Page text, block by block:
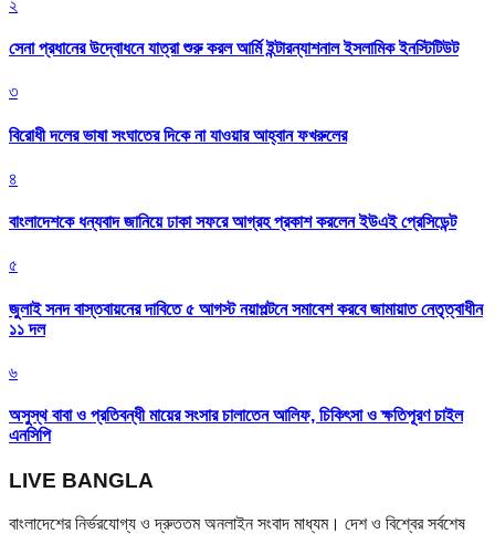
২
সেনা প্রধানের উদ্বোধনে যাত্রা শুরু করল আর্মি ইন্টারন্যাশনাল ইসলামিক ইনস্টিটিউট
৩
বিরোধী দলের ভাষা সংঘাতের দিকে না যাওয়ার আহ্বান ফখরুলের
৪
বাংলাদেশকে ধন্যবাদ জানিয়ে ঢাকা সফরে আগ্রহ প্রকাশ করলেন ইউএই প্রেসিডেন্ট
৫
জুলাই সনদ বাস্তবায়নের দাবিতে ৫ আগস্ট নয়াপল্টনে সমাবেশ করবে জামায়াত নেতৃত্বাধীন
১১ দল
৬
অসুস্থ বাবা ও প্রতিবন্ধী মায়ের সংসার চালাতেন আলিফ, চিকিৎসা ও ক্ষতিপূরণ চাইল
এনসিপি
LIVE BANGLA
বাংলাদেশের নির্ভরযোগ্য ও দ্রুততম অনলাইন সংবাদ মাধ্যম। দেশ ও বিশ্বের সর্বশেষ